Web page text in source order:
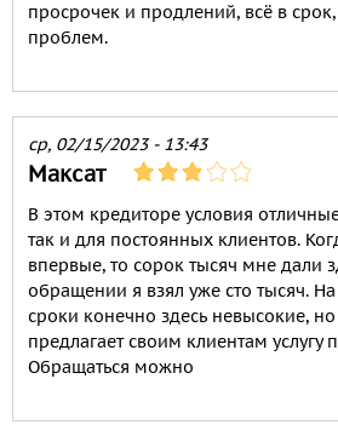
просрочек и продлений, всё в
проблем.
ср, 02/15/2023 - 13:43
Максат
В этом кредиторе условия
так и для постоянных клиентов.
впервые, то сорок тысяч мне дали
обращении я взял уже сто тысяч. На
сроки конечно здесь невысокие,
предлагает своим клиентам услугу
Обращаться можно